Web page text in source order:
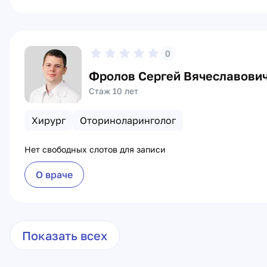
0
Фролов Сергей
Стаж 10 лет
Хирург Оториноларинголог
Нет свободных слотов для записи
О враче
Показать всех